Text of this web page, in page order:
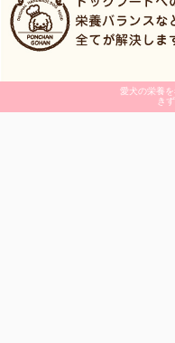
愛犬の栄養
き